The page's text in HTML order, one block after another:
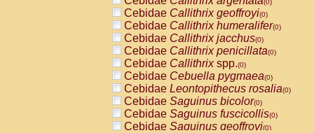
(0)
Cebidae Callithrix geoffroyi(0)
Cebidae Callithrix humeralifer(0)
Cebidae Callithrix jacchus(0)
Cebidae Callithrix penicillata(0)
Cebidae Callithrixspp.(0)
Cebidae Cebuella pygmaea(0)
Cebidae Leontopithecus rosalia(0)
Cebidae Saguinus bicolor(0)
Cebidae Saguinus fuscicollis(0)
Cebidae Saguinus geoffroyi(0)